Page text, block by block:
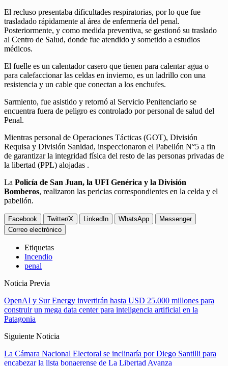
El recluso presentaba dificultades respiratorias, por lo que fue
trasladado rápidamente al área de enfermería del penal.
Posteriormente, y como medida preventiva, se gestionó su traslado
al Centro de Salud, donde fue atendido y sometido a estudios
médicos.
El fuelle es un calentador casero que tienen para calentar agua o
para calefaccionar las celdas en invierno, es un ladrillo con una
resistencia y un cable que conectan a los enchufes.
Sarmiento, fue asistido y retornó al Servicio Penitenciario se
encuentra fuera de peligro es controlado por personal de salud del
Penal.
Mientras personal de Operaciones Tácticas (GOT), División
Requisa y División Sanidad, inspeccionaron el Pabellón N°5 a fin
de garantizar la integridad física del resto de las personas privadas de
la libertad (PPL) alojadas .
La Policía de San Juan, la UFI Genérica y la División
Bomberos, realizaron las pericias correspondientes en la celda y el
pabellón.
Facebook Twitter/X LinkedIn WhatsApp
Messenger
Correo electrónico
Etiquetas
Incendio
penal
Noticia Previa
OpenAI y Sur Energy invertirán hasta USD 25.000 millones para
construir un mega data center para inteligencia artificial en la
Patagonia
Siguiente Noticia
La Cámara Nacional Electoral se inclinaría por Diego Santilli para
encabezar la lista bonaerense de La Libertad Avanza